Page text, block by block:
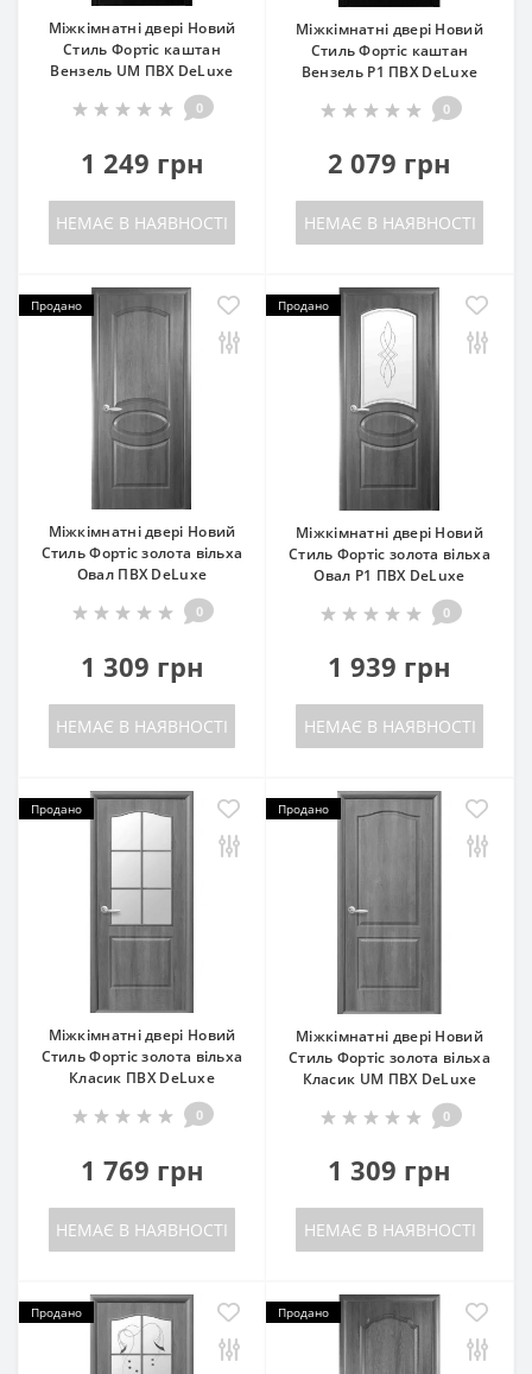
Міжкімнатні двері Новий
Стиль Фортіс каштан
Вензель UM ПВХ DeLuxe
0
1 249 грн
НЕМАЄ В НАЯВНОСТІ
Міжкімнатні двері Новий
Стиль Фортіс каштан
Вензель P1 ПВХ DeLuxe
0
2 079 грн
НЕМАЄ В НАЯВНОСТІ
Продано
Міжкімнатні двері Новий
Стиль Фортіс золота вільха
Овал ПВХ DeLuxe
0
1 309 грн
НЕМАЄ В НАЯВНОСТІ
Продано
Міжкімнатні двері Новий
Стиль Фортіс золота вільха
Овал P1 ПВХ DeLuxe
0
1 939 грн
НЕМАЄ В НАЯВНОСТІ
Продано
Міжкімнатні двері Новий
Стиль Фортіс золота вільха
Класик ПВХ DeLuxe
0
1 769 грн
НЕМАЄ В НАЯВНОСТІ
Продано
Міжкімнатні двері Новий
Стиль Фортіс золота вільха
Класик UM ПВХ DeLuxe
0
1 309 грн
НЕМАЄ В НАЯВНОСТІ
Продано Продано